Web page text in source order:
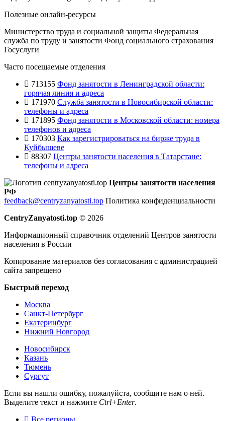
Полезные онлайн-ресурсы
Министерство труда и социальной защиты Федеральная
служба по труду и занятости Фонд социального страхования
Госуслуги
Часто посещаемые отделения
713155 Фонд занятости в Ленинградской области:
горячая линия и адреса
171970 Служба занятости в Новосибирской области:
телефоны и адреса
171895 Фонд занятости в Московской области: номера
телефонов и адреса
170303 Как зарегистрироваться на бирже труда в
Куйбышеве
88307 Центры занятости населения в Татарстане:
телефоны и адреса
Центры занятости населения
РФ
feedback@centryzanyatosti.top Политика конфиденциальности
CentryZanyatosti.top © 2026
Информационный справочник отделений Центров занятости
населения в России
Копирование материалов без согласования с администрацией
сайта запрещено
Быстрый переход
Москва
Санкт-Петербург
Екатеринбург
Нижний Новгород
Новосибирск
Казань
Тюмень
Сургут
Если вы нашли ошибку, пожалуйста, сообщите нам о ней.
Выделите текст и нажмите Ctrl+Enter.
Все регионы